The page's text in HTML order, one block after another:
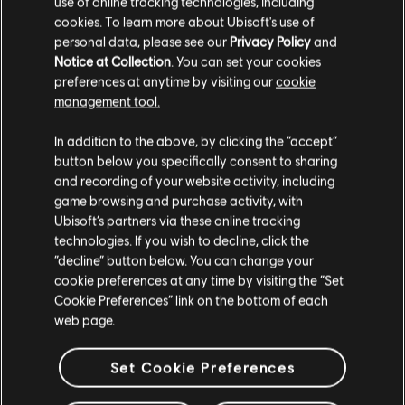
1/4
ARTE E POSTER
cookies. To learn more about Ubisoft's use of
personal data, please see our Privacy Policyand
Notice at Collection. You can set your cookies
preferences at anytime by visiting ourcookie
management tool.
In addition to the above, by clicking the “accept”
button below you specifically consent to sharing
and recording of your website activity, including
game browsing and purchase activity, with
Ubisoft’s partners via these online tracking
technologies. If you wish to decline, click the
“decline” button below. You can change your
cookie preferences at any time by visiting the “Set
Cookie Preferences” link on the bottom of each
web page.
Set Cookie Preferences